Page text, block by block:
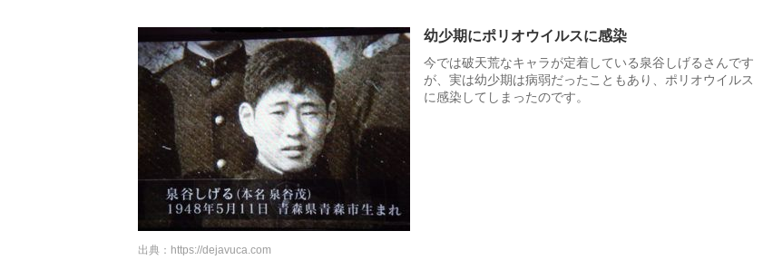
幼少期にポリオウイルスに感染
今では破天荒なキャラが定着している泉谷しげるさんです
が、実は幼少期は病弱だったこともあり、ポリオウイルス
に感染してしまったのです。
出典： https://dejavuca.com